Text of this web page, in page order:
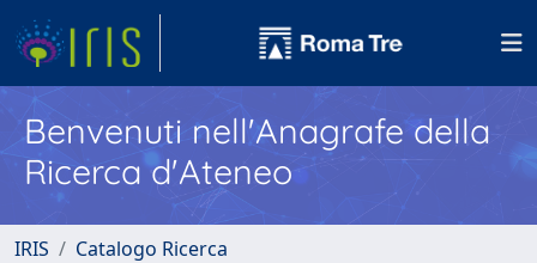
Benvenuti nell'Anagrafe della
Ricerca d'Ateneo
IRIS
Catalogo Ricerca